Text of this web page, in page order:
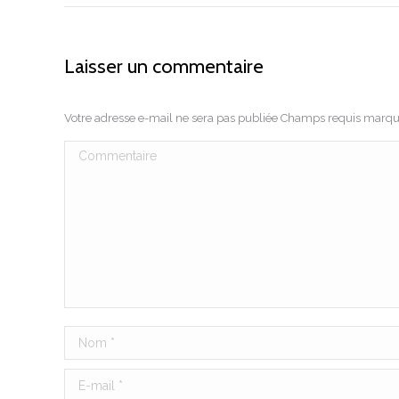
Laisser un commentaire
Votre adresse e-mail ne sera pas publiée Champs requis
Commentaire
Nom *
E-mail *